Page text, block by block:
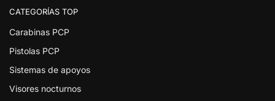
CATEGORÍAS TOP
Carabinas PCP
Pistolas PCP
Sistemas de apoyos
Visores nocturnos